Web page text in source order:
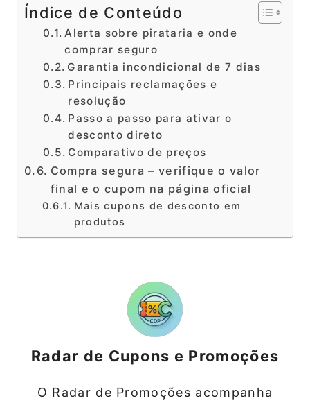
Índice de Conteúdo
Alerta sobre pirataria e onde
comprar seguro
Garantia incondicional de 7 dias
Principais reclamações e
resolução
Passo a passo para ativar o
desconto direto
Comparativo de preços
Compra segura – verifique o valor
final e o cupom na página oficial
Mais cupons de desconto em
produtos
Radar de Cupons e Promoções
O Radar de Promoções acompanha